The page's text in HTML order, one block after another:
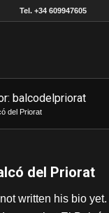
Tel. +34 609947605
balcodelpriorat
del Priorat
del Priorat
written his bio yet.